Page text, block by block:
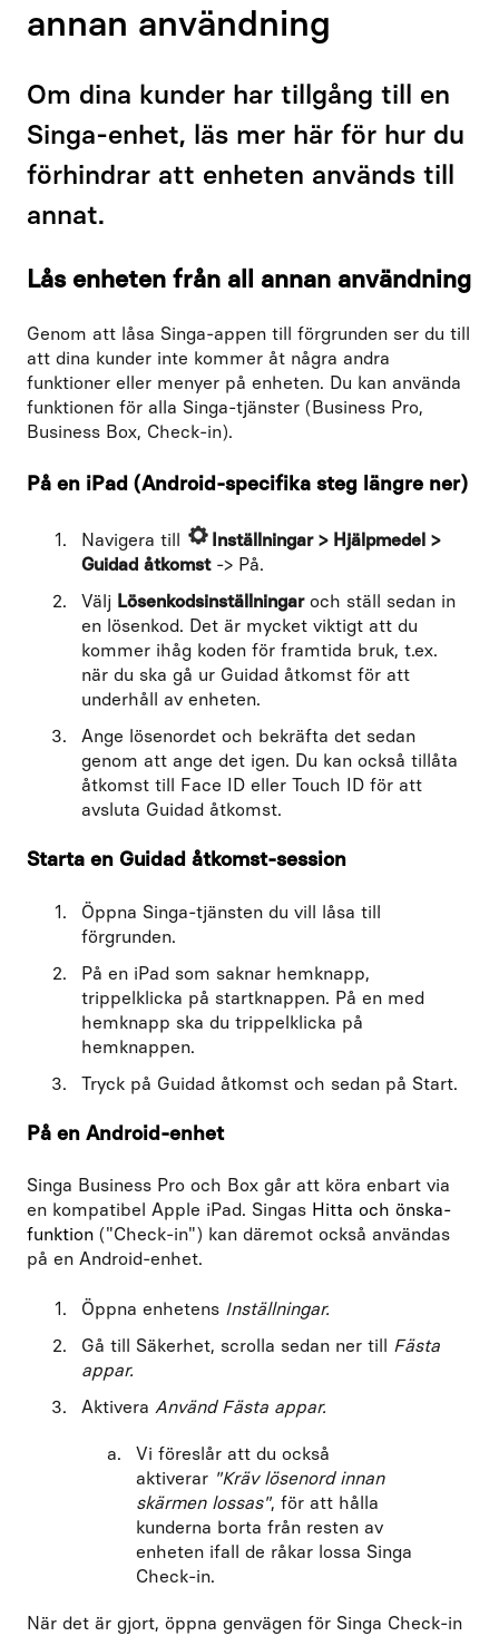
annan användning
Om dina kunder har tillgång till en
Singa-enhet, läs mer här för hur du
förhindrar att enheten används till
annat.
Lås enheten från all annan användning
Genom att låsa Singa-appen till förgrunden ser du till
att dina kunder inte kommer åt några andra
funktioner eller menyer på enheten. Du kan använda
funktionen för alla Singa-tjänster (Business Pro,
Business Box, Check-in).
På en iPad (Android-specifika steg längre ner)
Navigera till
Inställningar > Hjälpmedel >
Guidad åtkomst -> På.
Välj Lösenkodsinställningaroch ställ sedan in
en lösenkod. Det är mycket viktigt att du
kommer ihåg koden för framtida bruk, t.ex.
när du ska gå ur Guidad åtkomst för att
underhåll av enheten.
Ange lösenordet och bekräfta det sedan
genom att ange det igen. Du kan också tillåta
åtkomst till Face ID eller Touch ID för att
avsluta Guidad åtkomst.
Starta en Guidad åtkomst-session
Öppna Singa-tjänsten du vill låsa till
förgrunden.
På en iPad som saknar hemknapp,
trippelklicka på startknappen. På en med
hemknapp ska du trippelklicka på
hemknappen.
Tryck på Guidad åtkomst och sedan på Start.
På en Android-enhet
Singa Business Pro och Box går att köra enbart via
en kompatibel Apple iPad. Singas Hitta och önska-
funktion ("Check-in") kan däremot också användas
på en Android-enhet.
Öppna enhetens Inställningar.
Gå till Säkerhet, scrolla sedan ner till Fästa
appar.
Aktivera Använd Fästa appar.
Vi föreslår att du också
aktiverar "Kräv lösenord innan
skärmen lossas", för att hålla
kunderna borta från resten av
enheten ifall de råkar lossa Singa
Check-in.
När det är gjort, öppna genvägen för Singa Check-in